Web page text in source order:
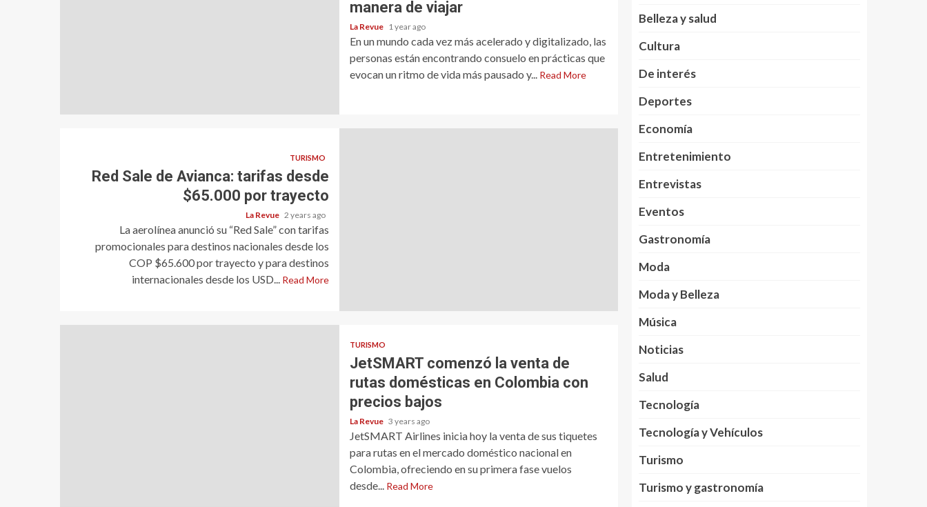
manera de viajar
La Revue 1 year ago
En un mundo cada vez más acelerado y digitalizado, las
personas están encontrando consuelo en prácticas que
evocan un ritmo de vida más pausado y...
Read More
TURISMO
Red Sale de Avianca: tarifas desde
$65.000 por trayecto
La Revue 2 years ago
La aerolínea anunció su “Red Sale” con tarifas
promocionales para destinos nacionales desde los
COP $65.600 por trayecto y para destinos
internacionales desde los USD...
Read More
TURISMO
JetSMART comenzó la venta de
rutas domésticas en Colombia con
precios bajos
La Revue 3 years ago
JetSMART Airlines inicia hoy la venta de sus tiquetes
para rutas en el mercado doméstico nacional en
Colombia, ofreciendo en su primera fase vuelos
desde...
Read More
Belleza y salud
Cultura
De interés
Deportes
Economía
Entretenimiento
Entrevistas
Eventos
Gastronomía
Moda
Moda y Belleza
Música
Noticias
Salud
Tecnología
Tecnología y Vehículos
Turismo
Turismo y gastronomía